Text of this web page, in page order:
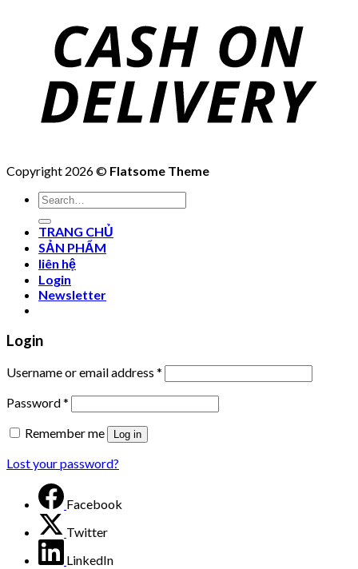
Copyright 2026 © Flatsome Theme
Search
for:
TRANG CHỦ
SẢN PHẨM
liên hệ
Login
Newsletter
Login
Username or email address *
Password*
Remember me
Log in
Lost your password?
Facebook
Twitter
LinkedIn